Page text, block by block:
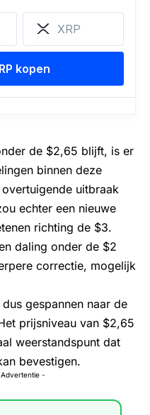
de $2,65 blijft, is er
binnen deze
uitbraak
echter een nieuwe
richting de $3.
daling onder de $2
correctie, mogelijk
gespannen naar de
prijsniveau van $2,65
weerstandspunt dat
bevestigen.
-